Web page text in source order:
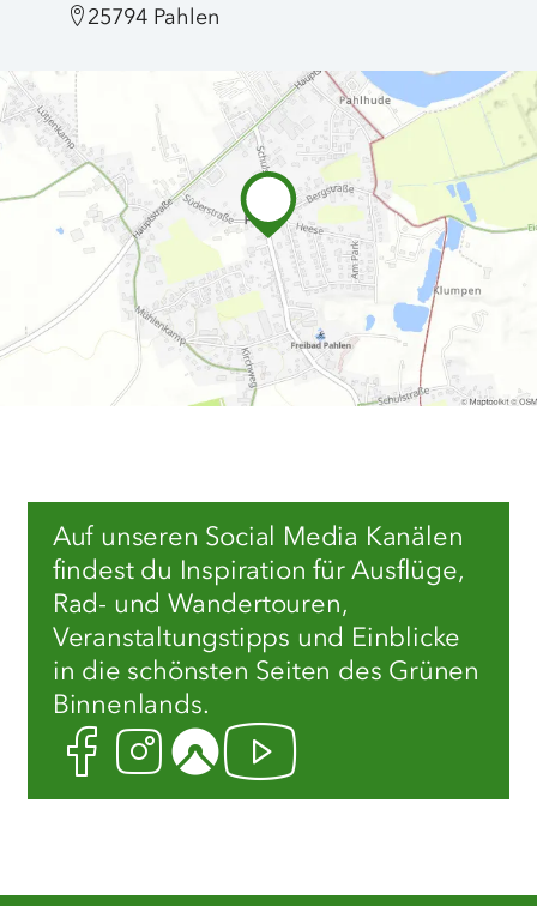
25794 Pahlen
Auf unseren Social Media Kanälen
findest du Inspiration für Ausflüge,
Rad- und Wandertouren,
Veranstaltungstipps und Einblicke
in die schönsten Seiten des Grünen
Binnenlands.
FacebookInstagram
KomootYoutube